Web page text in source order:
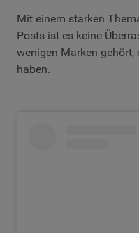
Mit einem starken
Posts ist es keine
wenigen Marken
haben.